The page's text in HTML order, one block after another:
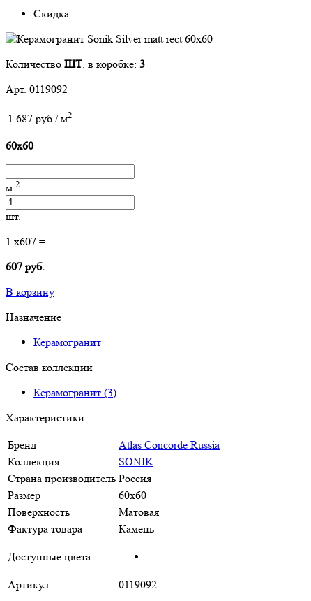
Скидка
Количество ШТ. в коробке: 3
Арт. 0119092
1 687 руб./ м2
60x60
м 2
шт.
1 x607 =
607 руб.
В корзину
Назначение
Керамогранит
Состав коллекции
Керамогранит (3)
Характеристики
Бренд
Atlas Concorde Russia
Коллекция
SONIK
Страна производитель Россия
Размер
60x60
Поверхность
Матовая
Фактура товара
Камень
Доступные цвета
Артикул 0119092